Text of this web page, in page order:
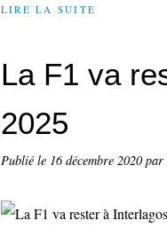
LIRE LA SUITE
La F1 va
2025
Publié le 16 décembre 2020par